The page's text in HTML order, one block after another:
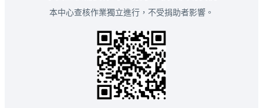
本中心查核作業獨立進行，不受捐助者影響。